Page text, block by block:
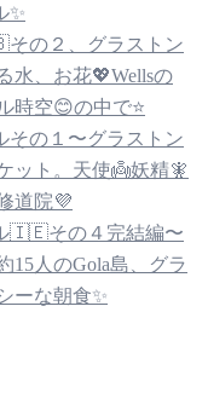
✨
の２、グラストン
水、お花💖Wellsの
時空😊の中で⭐️
の１〜グラストン
ット。天使👼妖精🧚
道院💜
🇮🇪その４完結編〜
15人のGola島、グラ
ーな朝食✨